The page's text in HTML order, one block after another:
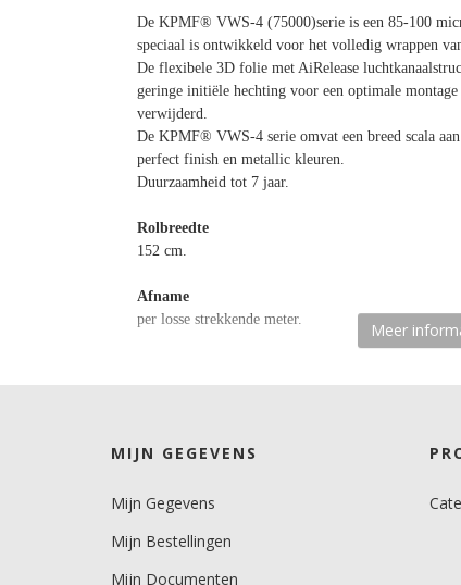
De KPMF® VWS-4 (75000)serie is een 85-100
speciaal is ontwikkeld voor het volledig wrappen
De flexibele 3D folie met AiRelease
geringe initiële hechting voor een optimale
verwijderd.
De KPMF® VWS-4 serie omvat een breed scala
perfect finish en metallic kleuren.
Duurzaamheid tot 7 jaar.
Rolbreedte
152 cm.
Afname
per losse strekkende meter.
semi-permanent, transparant, solvent.
Ondergrond
Dikte
Meer
MIJN GEGEVENS
Mijn Gegevens
Mijn Bestellingen
Mijn Documenten